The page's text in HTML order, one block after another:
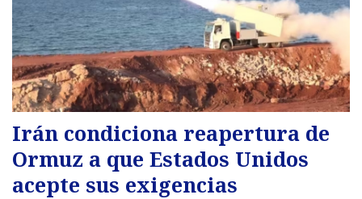
Irán condiciona reapertura de
Ormuz a que Estados Unidos
acepte sus exigencias